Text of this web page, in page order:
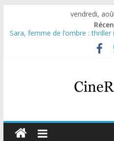
vendredi,
Sara, femme de l’ombre :
Journal d’une fille larguée :
Aema : mini-série sur le
Glass Heart : excellente série
Olympo, saison 1 : nouvelle